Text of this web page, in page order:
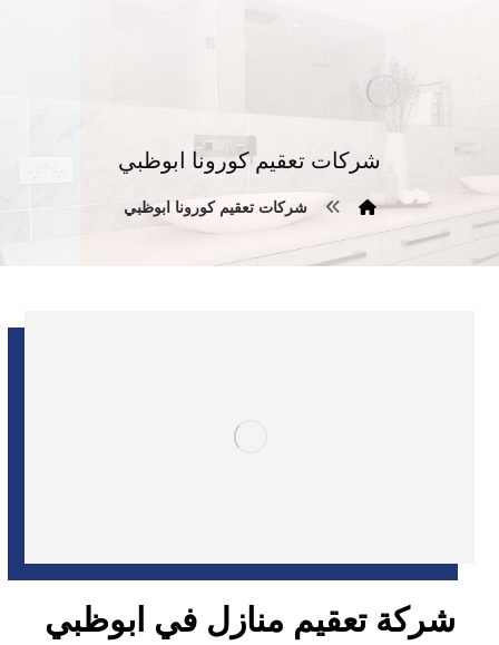
شركات تعقيم كورونا ابوظبي
شركات تعقيم كورونا ابوظبي
شركة تعقيم منازل في ابوظبي